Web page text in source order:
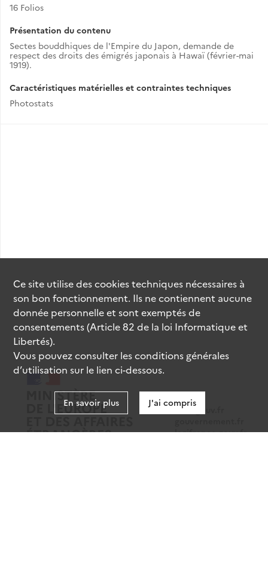
16 Folios
Présentation du contenu
Sectes bouddhiques de l'Empire du Japon, demande de
respect des droits des émigrés japonais à Hawaï (février-mai
1919).
Caractéristiques matérielles et contraintes techniques
Photostats
data.gouv.fr
legifrance.gouv.fr
Ce site utilise descookiestechniques nécessaires à
son bon fonctionnement. Ils ne contiennent aucune
donnée personnelle et sont exemptés de
consentements (Article 82 de la loi Informatique et
Libertés).
Vous pouvez consulter les conditions générales
d’utilisation sur le lien ci-dessous.
En savoir plus J'ai compris